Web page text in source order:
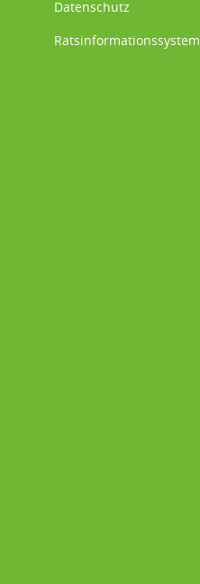
Datenschutz
Ratsinformationssystem